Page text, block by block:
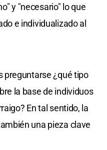
y "necesario" lo que
e individualizado al
preguntarse ¿qué tipo
la base de individuos
En tal sentido, la
una pieza clave